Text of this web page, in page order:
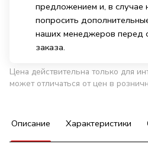
предложением и, в случае
попросить
наших менеджеров перед
заказа.
Цена действительна только для
может отличаться от цен в
Описание Характеристики